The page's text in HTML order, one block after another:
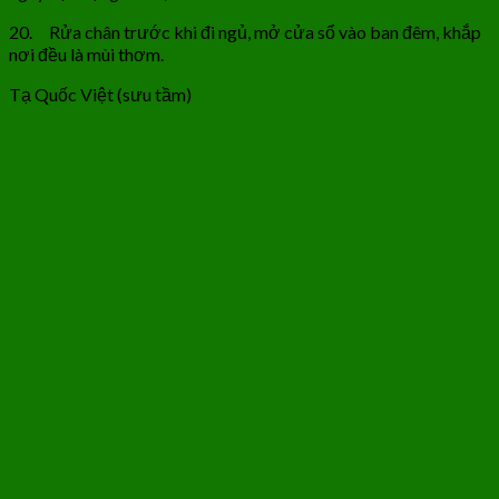
20. Rửa chân trước khi đi ngủ, mở cửa sổ vào ban đêm, khắp
nơi đều là mùi thơm.
Tạ Quốc Việt (sưu tầm)